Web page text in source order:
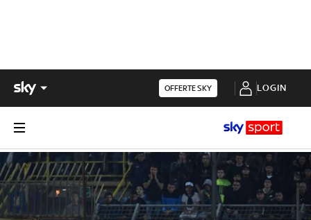
OFFERTE SKY LOGIN